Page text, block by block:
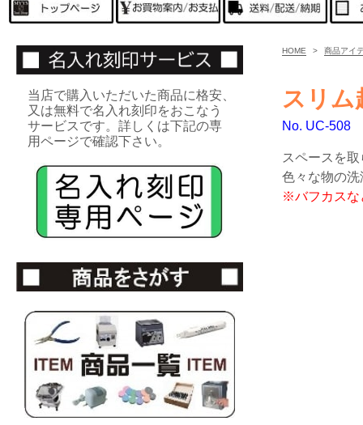
HOME > 商品アイ
スリム
No. UC-508
スペースを
色々な物の
※バフカスな
当店で購入いただいた商品に格安、
又は無料で名入れ刻印をおこなう
サービスです。詳しくは下記の専
用ページで確認下さい。